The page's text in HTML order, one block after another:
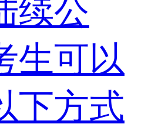
续公
生可以
下方式